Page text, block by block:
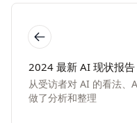
2024 最新 AI 现状报告
从受访者对 AI 的看法、
做了分析和整理